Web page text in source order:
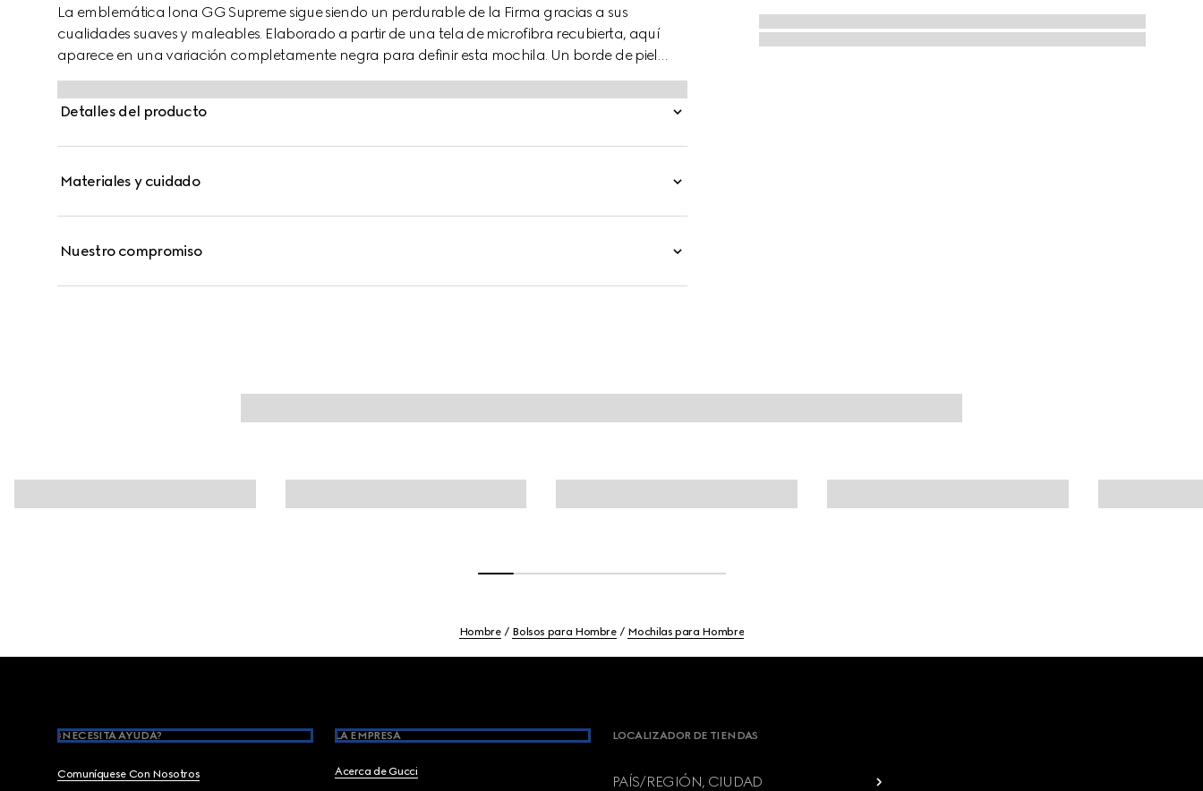
La emblemática lona GG Supreme sigue siendo un perdurable de la Firma gracias a sus
cualidades suaves y maleables. Elaborado a partir de una tela de microfibra recubierta, aquí
aparece en una variación completamente negra para definir esta mochila. Un borde de piel
tonal completa el estilo, mientras que un toque de color aparece en la forma de la tribanda
Web del archivo.
Detalles del producto
Materiales y cuidado
Nuestro compromiso
Hombre Bolsos para Hombre Mochilas para Hombre
¿NECESITA AYUDA?
Comuníquese Con Nosotros
LA EMPRESA
Acerca de Gucci
LOCALIZADOR DE TIENDAS
PAÍS/REGIÓN, CIUDAD